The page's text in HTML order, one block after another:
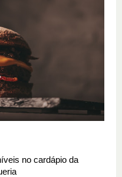
no cardápio da